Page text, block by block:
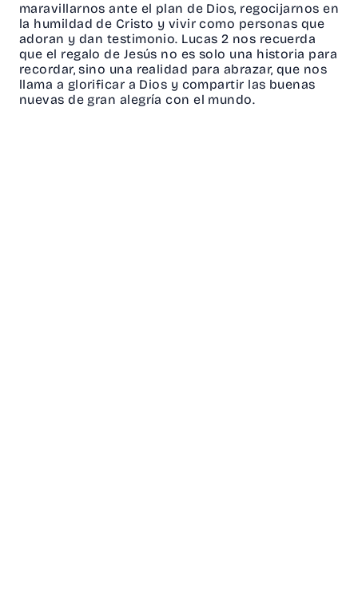
maravillarnos ante el plan de Dios, regocijarnos en
la humildad de Cristo y vivir como personas que
adoran y dan testimonio. Lucas 2 nos recuerda
que el regalo de Jesús no es solo una historia para
recordar, sino una realidad para abrazar, que nos
llama a glorificar a Dios y compartir las buenas
nuevas de gran alegría con el mundo.